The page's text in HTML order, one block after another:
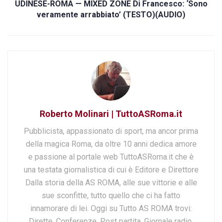
UDINESE-ROMA — MIXED ZONE Di Francesco: ‘Sono
veramente arrabbiato’ (TESTO)(AUDIO)
Roberto Molinari | TuttoASRoma.it
Pubblicista, appassionato di sport, ma ancor prima
della magica Roma, da oltre 10 anni dedica amore
e passione al portale web TuttoASRoma.it che è
una testata giornalistica di cui è Editore e Direttore
Dalla storia della AS ROMA, alle sue vittorie e alle
sue sconfitte, tutto quello che ci ha fatto
innamorare di lei. Oggi su Tutto AS ROMA trovi: